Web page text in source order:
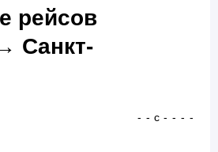
рейсов
Санкт-
- - с - - - -